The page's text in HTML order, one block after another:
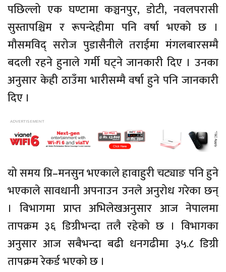
पछिल्लो एक घण्टामा कञ्चनपुर, डोटी, नवलपरासी
सुस्तापश्चिम र रूपन्देहीमा पनि वर्षा भएको छ ।
मौसमविद् सरोज पुडासैनीले तराईमा मंगलबारसम्मै
बदली रहने हुनाले गर्मी घट्ने जानकारी दिए । उनका
अनुसार केही ठाउँमा भारीसम्मै वर्षा हुने पनि जानकारी
दिए ।
यो समय प्रि–मनसुन भएकाले हावाहुरी चट्याङ पनि हुने
भएकाले सावधानी अपनाउन उनले अनुरोध गरेका छन्
। विभागमा प्राप्त अभिलेखअनुसार आज नेपालमा
तापक्रम ३६ डिग्रीभन्दा तलै रहेको छ । विभागका
अनुसार आज सबैभन्दा बढी धनगढीमा ३५.८ डिग्री
तापक्रम रेकर्ड भएको छ ।